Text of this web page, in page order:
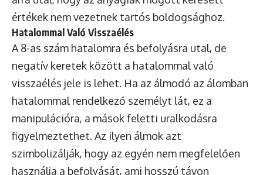
értékek nem vezetnek tartós boldogsághoz.
Hatalommal Való Visszaélés
A 8-as szám hatalomra és befolyásra utal, de
negatív keretek között a hatalommal való
visszaélés jele is lehet. Ha az álmodó az álomban
hatalommal rendelkező személyt lát, ez a
manipulációra, a mások feletti uralkodásra
figyelmeztethet. Az ilyen álmok azt
szimbolizálják, hogy az egyén nem megfelelően
használja a befolyását, ami hosszú távon